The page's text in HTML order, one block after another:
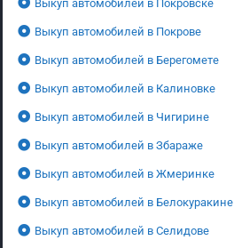
Выкуп автомобилей в Покровске
Выкуп автомобилей в Покрове
Выкуп автомобилей в Берегомете
Выкуп автомобилей в Калиновке
Выкуп автомобилей в Чигирине
Выкуп автомобилей в Збараже
Выкуп автомобилей в Жмеринке
Выкуп автомобилей в Белокуракине
Выкуп автомобилей в Селидове